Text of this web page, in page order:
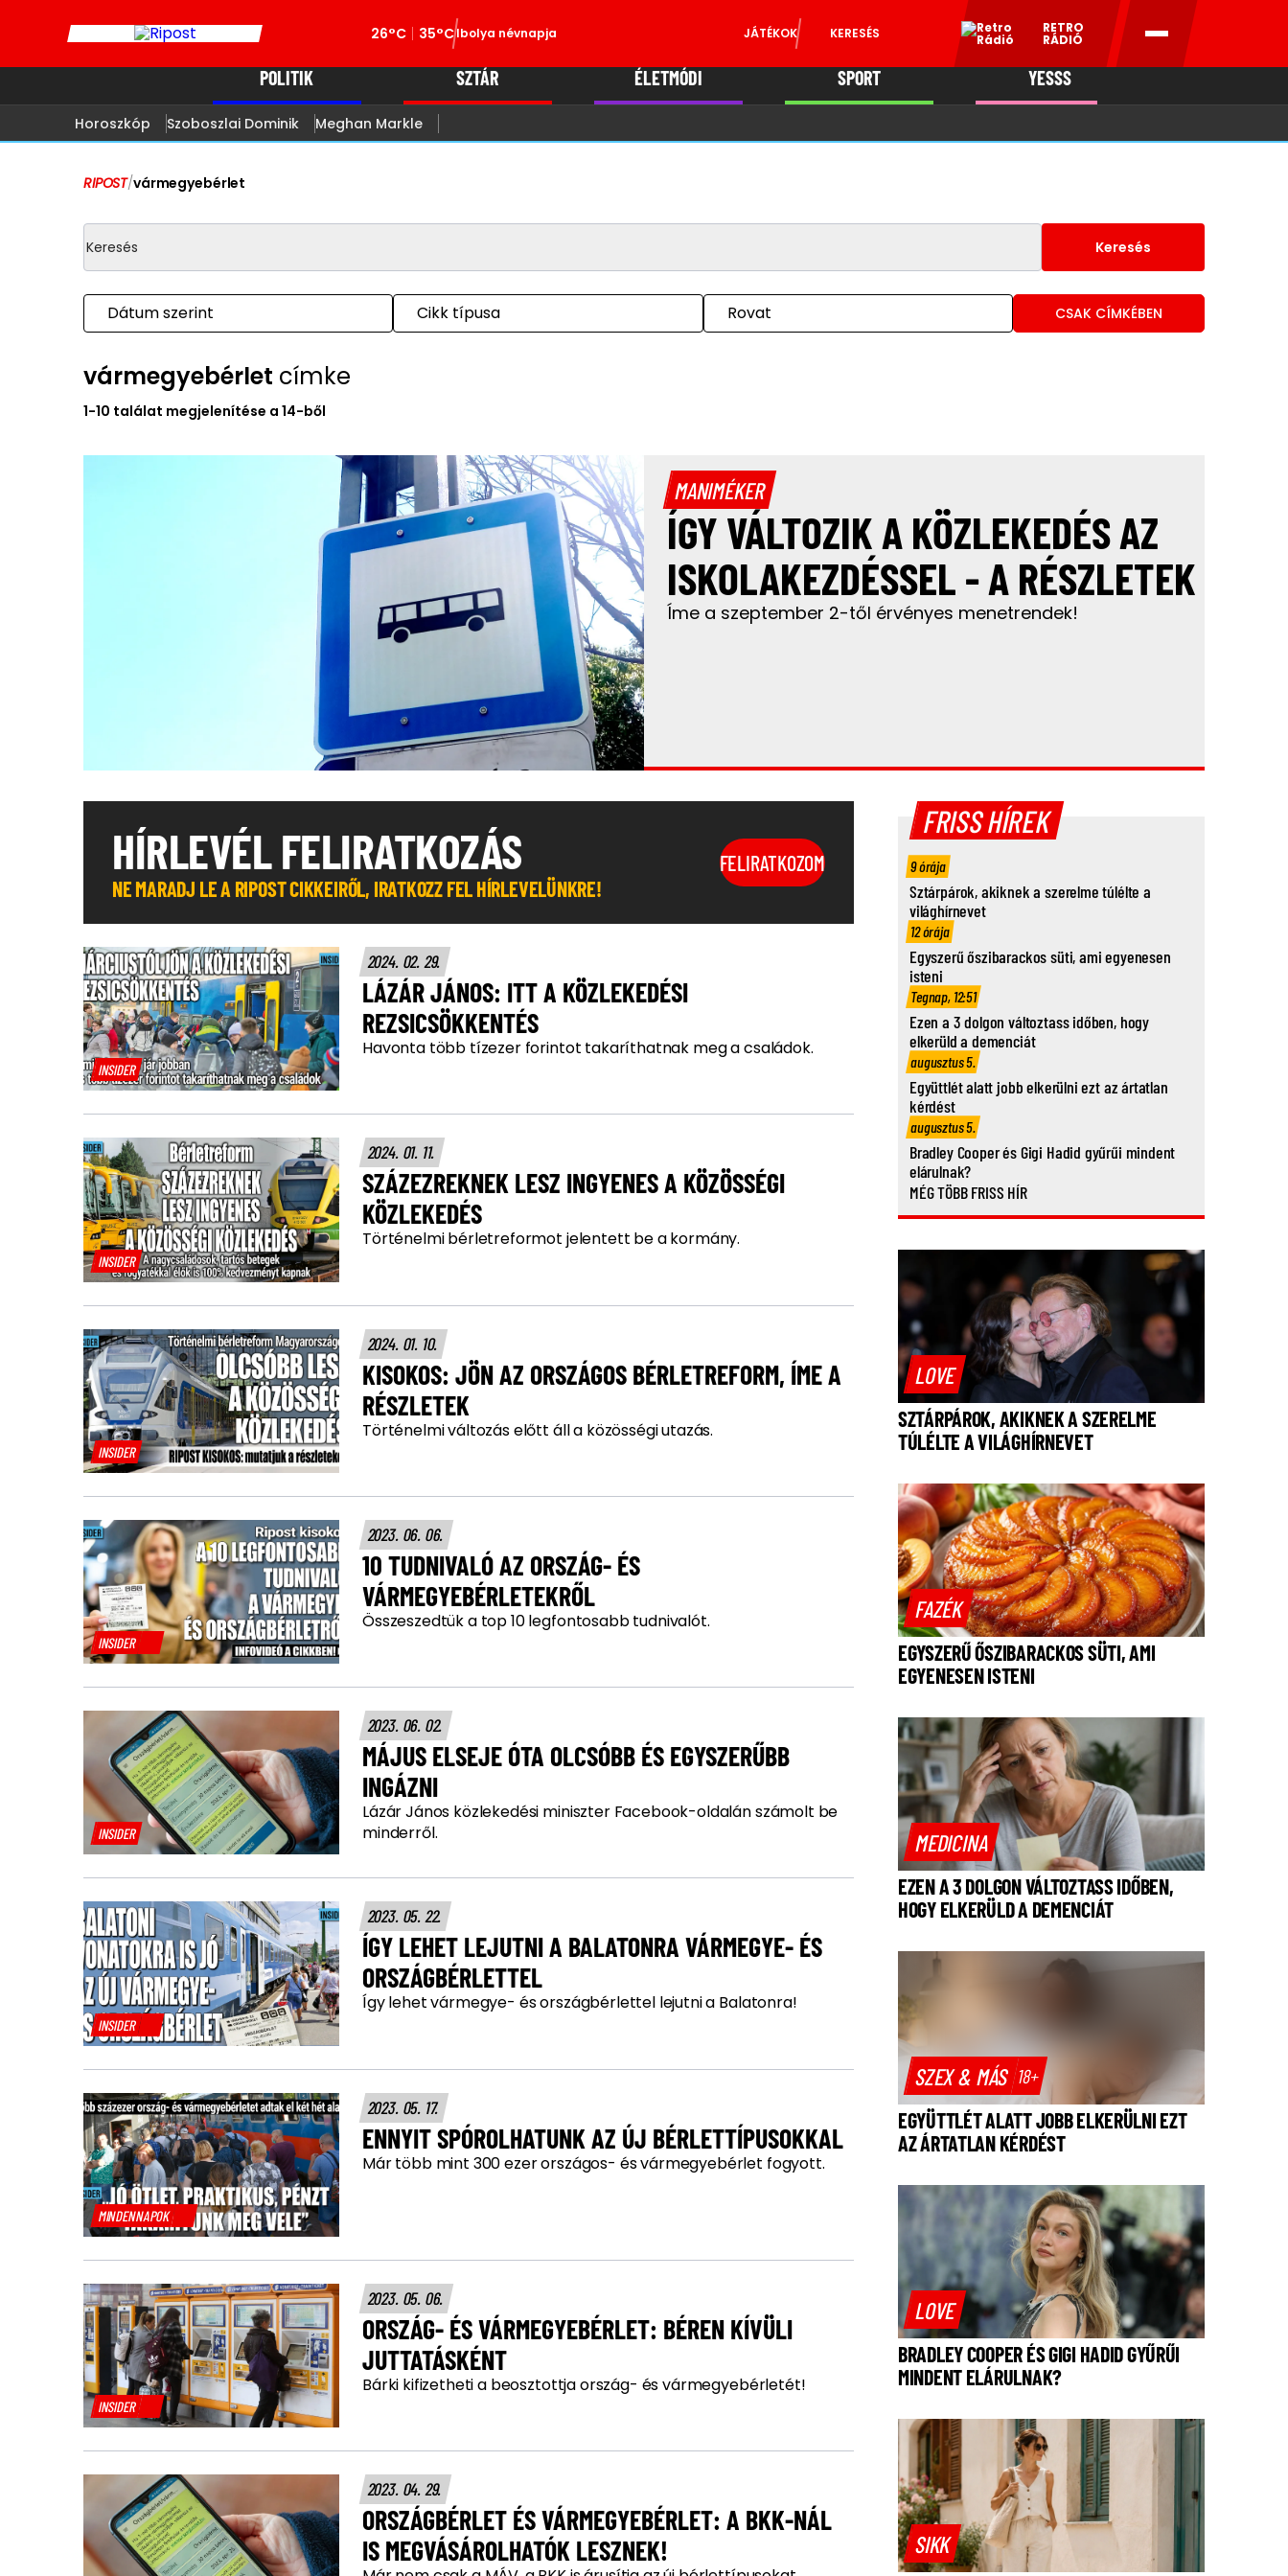
26°C 35°CIbolya névnapja JÁTÉKOK KERESÉS RETRO
RÁDIÓ
POLITIK SZTÁR ÉLETMÓDI SPORT YESSS
Horoszkóp Szoboszlai Dominik Meghan Markle
RIPOST/vármegyebérlet
Keresés
Dátum szerint Cikk típusa Rovat CSAK CÍMKÉBEN
vármegyebérlet címke
1-10 találat megjelenítése a 14-ből
MANIMÉKER
ÍGY VÁLTOZIK A KÖZLEKEDÉS AZ
ISKOLAKEZDÉSSEL - A RÉSZLETEK
Íme a szeptember 2-től érvényes menetrendek!
HÍRLEVÉL FELIRATKOZÁS
NE MARADJ LE A RIPOST CIKKEIRŐL, IRATKOZZ FEL HÍRLEVELÜNKRE!
FELIRATKOZOM
INSIDER
2024. 02. 29.
LÁZÁR JÁNOS: ITT A KÖZLEKEDÉSI
REZSICSÖKKENTÉS
Havonta több tízezer forintot takaríthatnak meg a családok.
INSIDER
2024. 01. 11.
SZÁZEZREKNEK LESZ INGYENES A KÖZÖSSÉGI
KÖZLEKEDÉS
Történelmi bérletreformot jelentett be a kormány.
INSIDER
2024. 01. 10.
KISOKOS: JÖN AZ ORSZÁGOS BÉRLETREFORM, ÍME A
RÉSZLETEK
Történelmi változás előtt áll a közösségi utazás.
INSIDER
2023. 06. 06.
10 TUDNIVALÓ AZ ORSZÁG- ÉS
VÁRMEGYEBÉRLETEKRŐL
Összeszedtük a top 10 legfontosabb tudnivalót.
INSIDER
2023. 06. 02.
MÁJUS ELSEJE ÓTA OLCSÓBB ÉS EGYSZERŰBB
INGÁZNI
Lázár János közlekedési miniszter Facebook-oldalán számolt be
minderről.
INSIDER
2023. 05. 22.
ÍGY LEHET LEJUTNI A BALATONRA VÁRMEGYE- ÉS
ORSZÁGBÉRLETTEL
Így lehet vármegye- és országbérlettel lejutni a Balatonra!
MINDENNAPOK
2023. 05. 17.
ENNYIT SPÓROLHATUNK AZ ÚJ BÉRLETTÍPUSOKKAL
Már több mint 300 ezer országos- és vármegyebérlet fogyott.
INSIDER
2023. 05. 06.
ORSZÁG- ÉS VÁRMEGYEBÉRLET: BÉREN KÍVÜLI
JUTTATÁSKÉNT
Bárki kifizetheti a beosztottja ország- és vármegyebérletét!
2023. 04. 29.
ORSZÁGBÉRLET ÉS VÁRMEGYEBÉRLET: A BKK-NÁL
IS MEGVÁSÁROLHATÓK LESZNEK!
FRISS HÍREK
9 órája
Sztárpárok, akiknek a szerelme túlélte a
világhírnevet
12 órája
Egyszerű őszibarackos süti, ami egyenesen
isteni
Tegnap, 12:51
Ezen a 3 dolgon változtass időben, hogy
elkerüld a demenciát
augusztus 5.
Együttlét alatt jobb elkerülni ezt az ártatlan
kérdést
augusztus 5.
Bradley Cooper és Gigi Hadid gyűrűi mindent
elárulnak?
MÉG TÖBB FRISS HÍR
LOVE
SZTÁRPÁROK, AKIKNEK A SZERELME
TÚLÉLTE A VILÁGHÍRNEVET
FAZÉK
EGYSZERŰ ŐSZIBARACKOS SÜTI, AMI
EGYENESEN ISTENI
MEDICINA
EZEN A 3 DOLGON VÁLTOZTASS IDŐBEN,
HOGY ELKERÜLD A DEMENCIÁT
SZEX & MÁS 18+
EGYÜTTLÉT ALATT JOBB ELKERÜLNI EZT
AZ ÁRTATLAN KÉRDÉST
LOVE
BRADLEY COOPER ÉS GIGI HADID GYŰRŰI
MINDENT ELÁRULNAK?
SIKK